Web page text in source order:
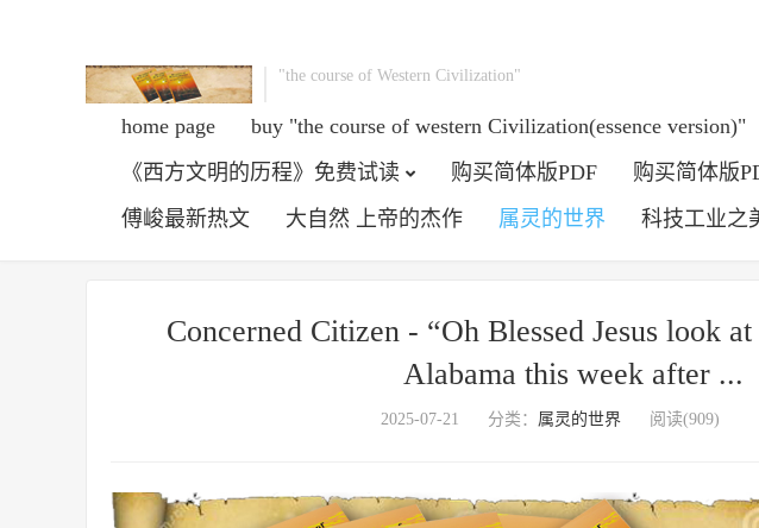
"the course of Western Civilization"
home page buy "the course of western Civilization(essence version)"
《西方文明的历程》免费试读
购买简体版PDF 购买简体版
傅峻最新热文
大自然 上帝的杰作 属灵的世界 科技工业之
Concerned Citizen - “Oh Blessed Jesus look
Alabama this week after ...
2025-07-21 分类： 属灵的世界 阅读(909)